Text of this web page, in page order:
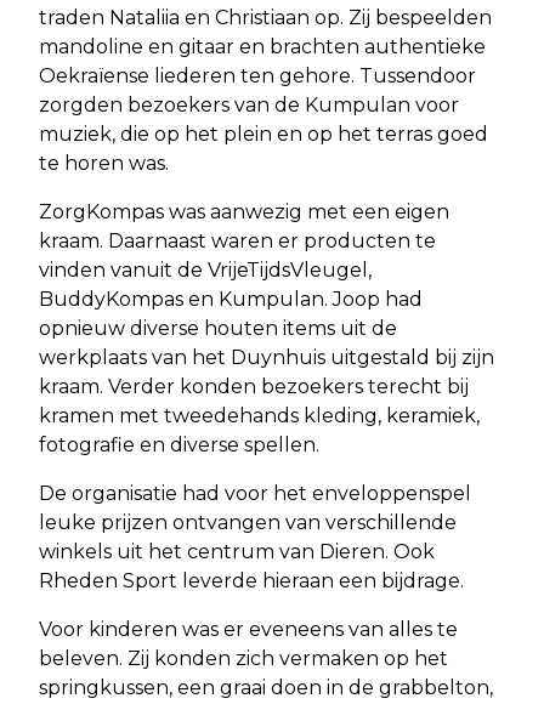
traden Nataliia en Christiaan op. Zij bespeelden
mandoline en gitaar en brachten authentieke
Oekraïense liederen ten gehore. Tussendoor
zorgden bezoekers van de Kumpulan voor
muziek, die op het plein en op het terras goed
te horen was.
ZorgKompas was aanwezig met een eigen
kraam. Daarnaast waren er producten te
vinden vanuit de VrijeTijdsVleugel,
BuddyKompas en Kumpulan. Joop had
opnieuw diverse houten items uit de
werkplaats van het Duynhuis uitgestald bij zijn
kraam. Verder konden bezoekers terecht bij
kramen met tweedehands kleding, keramiek,
fotografie en diverse spellen.
De organisatie had voor het enveloppenspel
leuke prijzen ontvangen van verschillende
winkels uit het centrum van Dieren. Ook
Rheden Sport leverde hieraan een bijdrage.
Voor kinderen was er eveneens van alles te
beleven. Zij konden zich vermaken op het
springkussen, een graai doen in de grabbelton,